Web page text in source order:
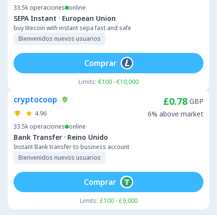
33.5k operaciones online
SEPA Instant · European Union
buy litecoin with instant sepa fast and safe
Bienvenidos nuevos usuarios
Limits: €100 - €10,000
Comprar
cryptocoop
4.96
33.5k operaciones online
Bank Transfer · Reino Unido
Instant Bank transfer to business account
Bienvenidos nuevos usuarios
£0.78 GBP
6% above market
Limits: £100 - £9,000
Comprar